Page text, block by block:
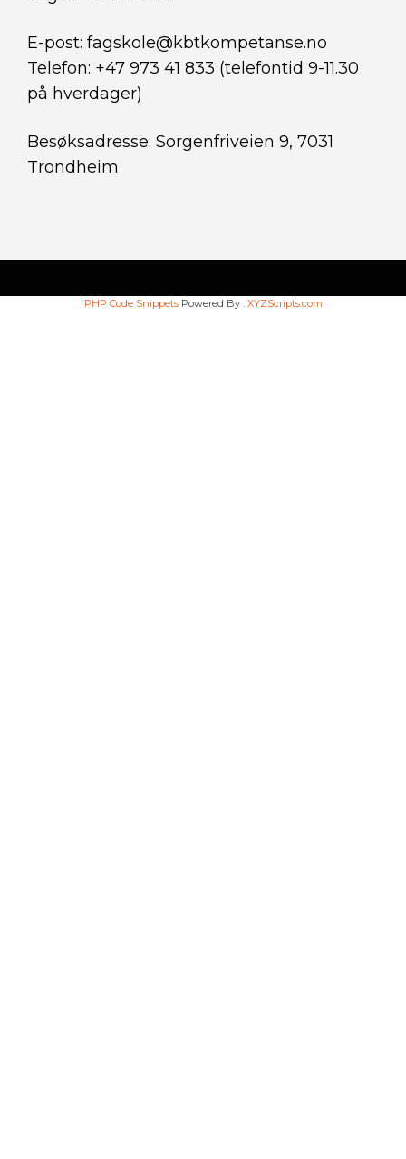
E-post: fagskole@kbtkompetanse.no
Telefon: +47 973 41 833 (telefontid 9-11.30
på hverdager)
Besøksadresse: Sorgenfriveien 9, 7031
Trondheim
PHP Code SnippetsPowered By : XYZScripts.com